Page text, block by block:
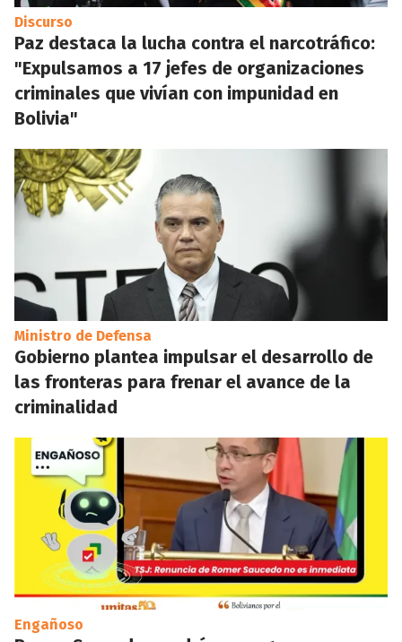
Discurso
Paz destaca la lucha contra el narcotráfico:
"Expulsamos a 17 jefes de organizaciones
criminales que vivían con impunidad en
Bolivia"
Ministro de Defensa
Gobierno plantea impulsar el desarrollo de
las fronteras para frenar el avance de la
criminalidad
Engañoso